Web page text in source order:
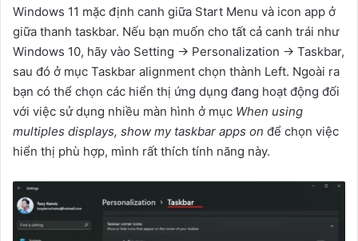
Windows 11 mặc định canh giữa Start Menu và icon app ở
giữa thanh taskbar. Nếu bạn muốn cho tất cả canh trái như
Windows 10, hãy vào Setting -> Personalization -> Taskbar,
sau đó ở mục Taskbar alignment chọn thành Left. Ngoài ra
bạn có thể chọn các hiển thị ứng dụng đang hoạt động đối
với việc sử dụng nhiều màn hình ở mục When using
multiples displays, show my taskbar apps on để chọn việc
hiển thị phù hợp, mình rất thích tính năng này.